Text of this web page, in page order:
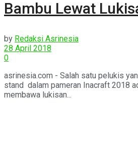
Bambu Lewat
by Redaksi Asrinesia
28 April 2018
0
asrinesia.com - Salah satu pelukis
stand dalam pameran Inacraft 2018
membawa lukisan...